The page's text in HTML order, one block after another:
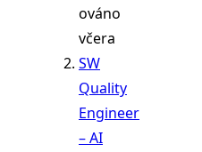
ováno
včera
SW
Quality
Engineer
– AI